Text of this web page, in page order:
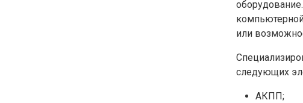
или
следующих
АКПП;